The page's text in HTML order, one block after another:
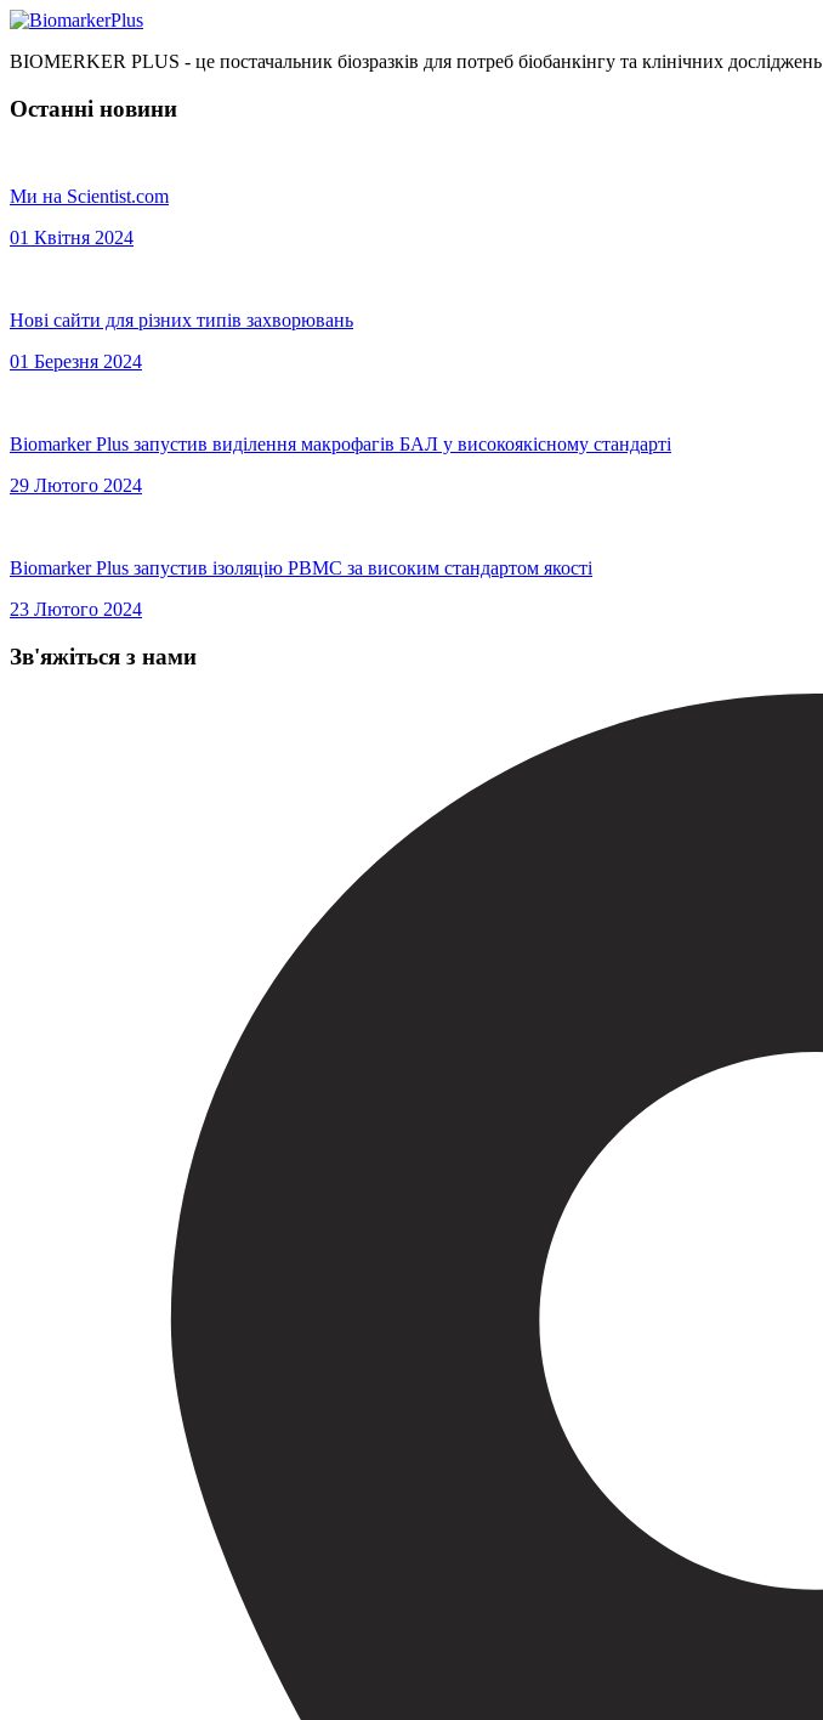
BIOMERKER PLUS - це постачальник біозразків для потреб біобанкінгу та клінічних досліджень
Останні новини
Ми на Scientist.com
01 Квітня 2024
Нові сайти для різних типів захворювань
01 Березня 2024
Biomarker Plus запустив виділення макрофагів БАЛ у високоякісному стандарті
29 Лютого 2024
Biomarker Plus запустив ізоляцію PBMC за високим стандартом якості
23 Лютого 2024
Зв'яжіться з нами